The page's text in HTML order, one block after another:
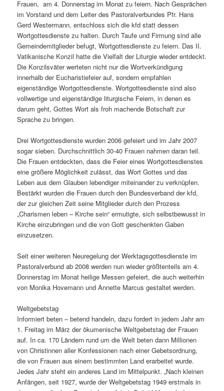
Frauen, am 4. Donnerstag im Monat zu feiern. Nach Gesprächen
im Vorstand und dem Leiter des Pastoralverbundes Pfr. Hans
Gerd Westermann, entschloss sich die kfd statt dessen
Wortgottesdienste zu halten. Durch Taufe und Firmung sind alle
Gemeindemitglieder befugt, Wortgottesdienste zu feiern. Das II.
Vatikanische Konzil hatte die Vielfalt der Liturgie wieder entdeckt.
Die Konzilsväter werteten nicht nur die Wortverkündigung
innerhalb der Eucharistiefeier auf, sondern empfahlen
eigenständige Wortgottesdienste. Wortgottesdienste sind also
vollwertige und eigenständige liturgische Feiern, in denen es
darum geht, Gottes Wort als froh machende Botschaft zur
Sprache zu bringen.
Drei Wortgottesdienste wurden 2006 gefeiert und im Jahr 2007
sogar sieben. Durchschnittlich 30-40 Frauen nahmen daran teil.
Die Frauen entdeckten, dass die Feier eines Wortgottesdienstes
eine größere Möglichkeit zulässt, das Wort Gottes und das
Leben aus dem Glauben lebendiger miteinander zu verknüpfen.
Bestärkt wurden die Frauen durch den Bundesverband der kfd,
der zur gleichen Zeit seine Mitglieder durch den Prozess
„Charismen leben – Kirche sein“ ermutigte, sich selbstbewusst in
Kirche einzubringen und die von Gott geschenkten Gaben
einzusetzen.
Seit einer weiteren Neuregelung der Werktagsgottesdienste im
Pastoralverbund ab 2008 werden nun wieder größtenteils am 4.
Donnerstag im Monat heilige Messen gefeiert, die auch weiterhin
von Monika Hovemann und Annette Marcus gestaltet werden.
Weltgebetstag
Informiert beten – betend handeln, dazu fordert in jedem Jahr am
1. Freitag im März der ökumenische Weltgebetstag der Frauen
auf. In ca. 170 Ländern rund um die Welt beten dann Millionen
von Christinnen aller Konfessionen nach einer Gebetsordnung,
die von Frauen aus einem bestimmten Land erarbeitet wurde.
Jedes Jahr steht ein anderes Land im Mittelpunkt. „Nach kleinen
Anfängen, seit 1927, wurde der Weltgebetstag 1949 erstmals in